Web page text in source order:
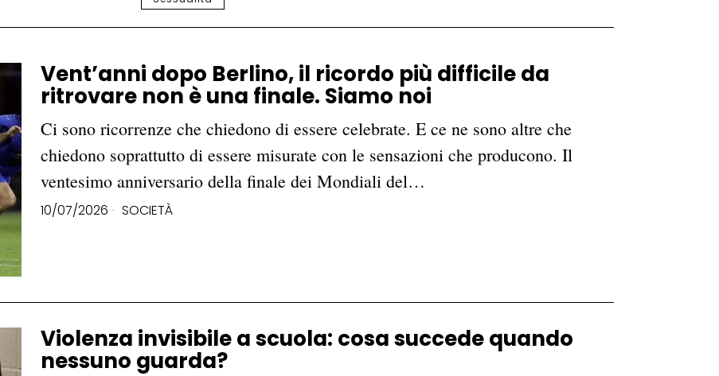
Vent’anni dopo Berlino, il ricordo più difficile da
ritrovare non è una finale. Siamo noi
Ci sono ricorrenze che chiedono di essere celebrate. E ce ne sono altre che
chiedono soprattutto di essere misurate con le sensazioni che producono. Il
ventesimo anniversario della finale dei Mondiali del…
10/07/2026 SOCIETÀ
Violenza invisibile a scuola: cosa succede quando
nessuno guarda?